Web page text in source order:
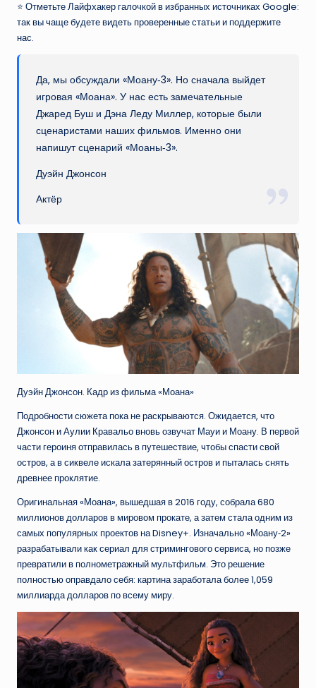
⭐ Отметьте Лайфхакер галочкой в избранных источниках Google:
так вы чаще будете видеть проверенные статьи и поддержите
нас.
Да, мы обсуждали «Моану‑3». Но сначала выйдет
игровая «Моана». У нас есть замечательные
Джаред Буш и Дэна Леду Миллер, которые были
сценаристами наших фильмов. Именно они
напишут сценарий «Моаны‑3».
Дуэйн Джонсон
Актёр
Дуэйн Джонсон. Кадр из фильма «Моана»
Подробности сюжета пока не раскрываются. Ожидается, что
Джонсон и Аулии Кравальо вновь озвучат Мауи и Моану. В первой
части героиня отправилась в путешествие, чтобы спасти свой
остров, а в сиквеле искала затерянный остров и пыталась снять
древнее проклятие.
Оригинальная «Моана», вышедшая в 2016 году, собрала 680
миллионов долларов в мировом прокате, а затем стала одним из
самых популярных проектов на Disney+. Изначально «Моану‑2»
разрабатывали как сериал для стримингового сервиса, но позже
превратили в полнометражный мультфильм. Это решение
полностью оправдало себя: картина заработала более 1,059
миллиарда долларов по всему миру.